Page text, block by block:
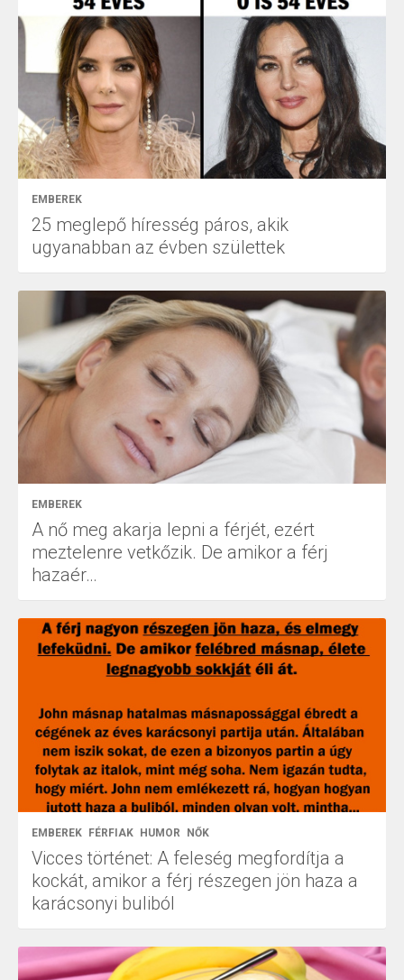
EMBEREK
25 meglepő híresség páros, akik
ugyanabban az évben születtek
EMBEREK
A nő meg akarja lepni a férjét, ezért
meztelenre vetkőzik. De amikor a férj
hazaér…
EMBEREK FÉRFIAK HUMOR NŐK
Vicces történet: A feleség megfordítja a
kockát, amikor a férj részegen jön haza a
karácsonyi buliból